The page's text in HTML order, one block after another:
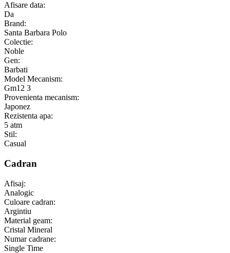
Afisare data:
Da
Brand:
Santa Barbara Polo
Colectie:
Noble
Gen:
Barbati
Model Mecanism:
Gm12 3
Provenienta mecanism:
Japonez
Rezistenta apa:
5 atm
Stil:
Casual
Cadran
Afisaj:
Analogic
Culoare cadran:
Argintiu
Material geam:
Cristal Mineral
Numar cadrane:
Single Time